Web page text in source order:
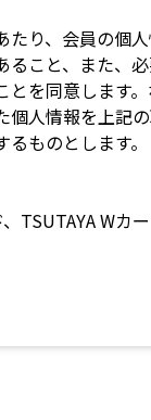
り、会員の個
ること、また、
とを同意します
個人情報を上記
ものとします。
TSUTAYA Wカ